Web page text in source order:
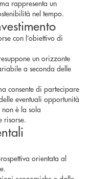
rappresenta un
nel tempo.
con l’obiettivo di
un orizzonte
a seconda delle
consente di partecipare
eventuali opportunità
è la sola
risorse.
orientata al